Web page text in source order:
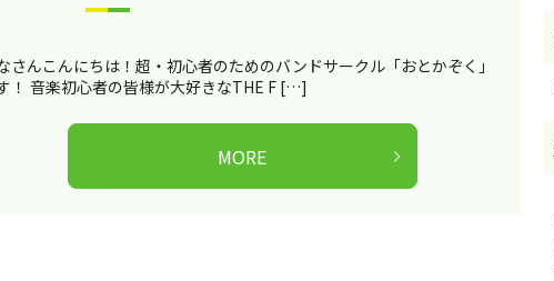
さんこんにちは！超・初心者のためのバンドサークル「おとかぞく」
！ 音楽初心者の皆様が大好きなTHE F […]
MORE